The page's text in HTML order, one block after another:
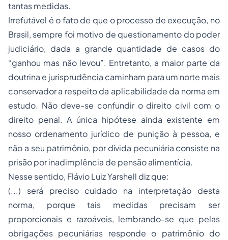
tantas medidas.
Irrefutável é o fato de que o processo de execução, no
Brasil, sempre foi motivo de questionamento do poder
judiciário, dada a grande quantidade de casos do
“ganhou mas não levou”. Entretanto, a maior parte da
doutrina e jurisprudência caminham para um norte mais
conservador a respeito da aplicabilidade da norma em
estudo. Não deve-se confundir o direito civil com o
direito penal. A única hipótese ainda existente em
nosso ordenamento jurídico de punição à pessoa, e
não a seu patrimônio, por dívida pecuniária consiste na
prisão por inadimplência de pensão alimentícia.
Nesse sentido, Flávio Luiz Yarshell diz que:
(...) será preciso cuidado na interpretação desta
norma, porque tais medidas precisam ser
proporcionais e razoáveis, lembrando-se que pelas
obrigações pecuniárias responde o patrimônio do